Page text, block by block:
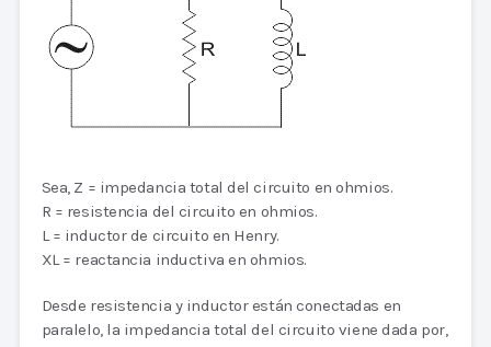
Sea, Z = impedancia total del circuito en ohmios.
R = resistencia del circuito en ohmios.
L = inductor de circuito en Henry.
XL = reactancia inductiva en ohmios.
Desde resistencia y inductor están conectadas en
paralelo, la impedancia total del circuito viene dada por,